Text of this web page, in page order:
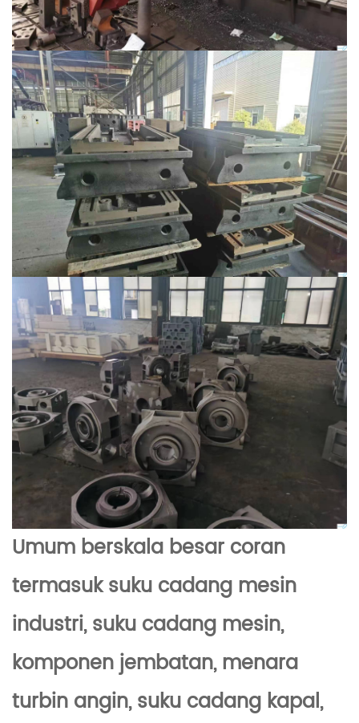
Umum berskala besar coran
termasuk suku cadang mesin
industri, suku cadang mesin,
komponen jembatan, menara
turbin angin, suku cadang kapal,